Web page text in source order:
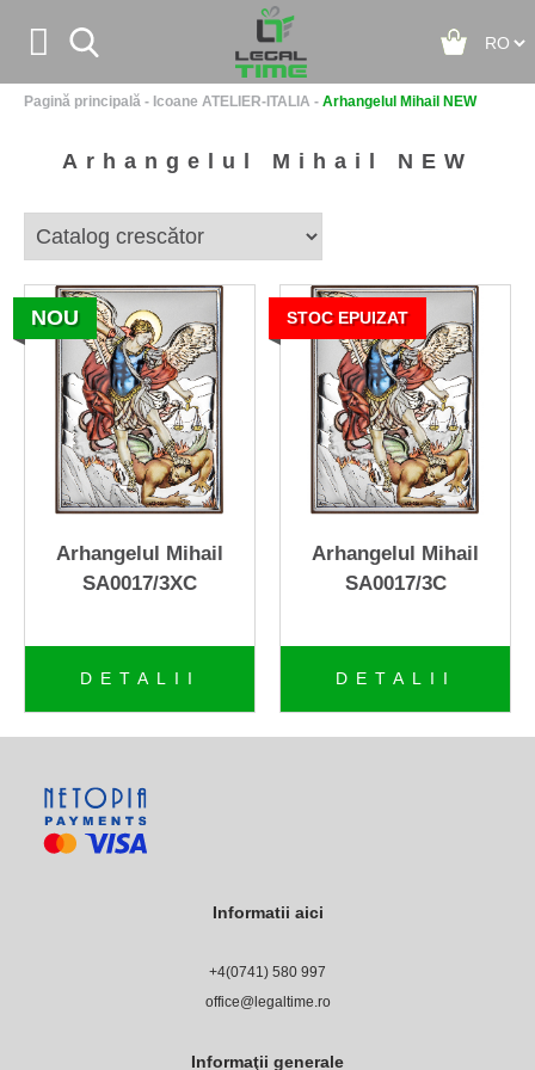


Acasă
Despre noi
Noutăţi
Icoane ATELIER-ITALIA
Icoane - Colectia ICONIC
Icoane - Colectia CUORE
ICOANE-Colectia VETRO-
icoane din sticla
Crystalite Bohemia
+Crystal Bohemia
New Le Monde - Italy
MURANO ITALY
Seturi de porcelan
Borseta piele Green Deed
Pagină principală - Icoane ATELIER-ITALIA - Arhangelul Mihail NEW
Arhangelul Mihail NEW
NOU
Arhangelul Mihail
SA0017/3XC
DETALII
STOC EPUIZAT
Arhangelul Mihail
SA0017/3C
DETALII
Informaţii generale
Informatii aici
+4(0741) 580 997‬
office@legaltime.ro